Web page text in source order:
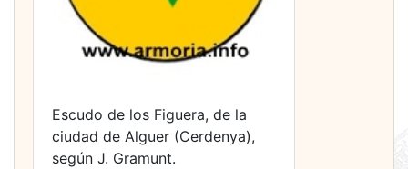
Escudo de los Figuera, de la
ciudad de Alguer (Cerdenya),
según J. Gramunt.